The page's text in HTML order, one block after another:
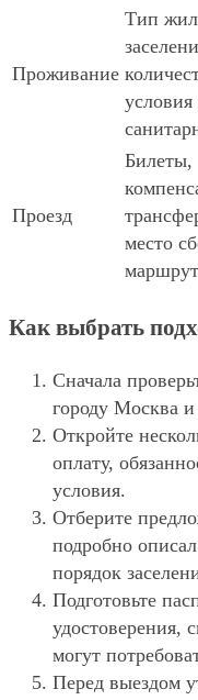
Проживание
Тип
Проезд
Билеты,
место
Как выбрать
Сначала
городу Москва
Откройте
оплату,
условия.
Отберите
подробно
порядок
Подготовьте
удостоверения,
могут
Перед выездом